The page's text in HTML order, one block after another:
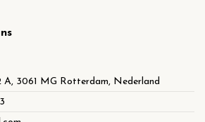
A, 3061 MG Rotterdam, Nederland